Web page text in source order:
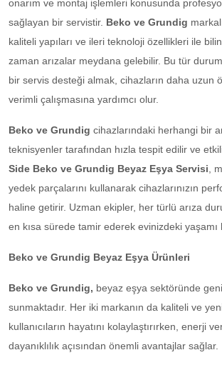
onarım ve montaj işlemleri konusunda
sağlayan bir servistir. Beko ve Grundig
kaliteli yapıları ve ileri teknoloji özellikleri ile
zaman arızalar meydana gelebilir. Bu tür
bir servis desteği almak, cihazların daha uzun
verimli çalışmasına yardımcı olur.
Beko ve Grundig cihazlarındaki herhangi bir
teknisyenler tarafından hızla tespit edilir ve
Side Beko ve Grundig Beyaz Eşya Servisi,
yedek parçalarını kullanarak cihazlarınızın
haline getirir. Uzman ekipler, her türlü arıza
en kısa sürede tamir ederek evinizdeki yaşamı
Beko ve Grundig Beyaz Eşya Ürünleri
Beko ve Grundig, beyaz eşya sektöründe
sunmaktadır. Her iki markanın da kaliteli ve
kullanıcıların hayatını kolaylaştırırken, enerji
dayanıklılık açısından önemli avantajlar sağlar.